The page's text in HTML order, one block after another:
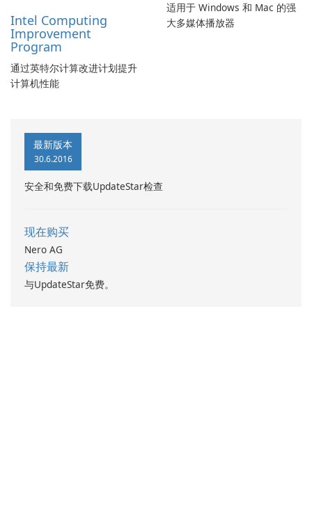
Intel Computing
Improvement
Program
通过英特尔计算改进计划提升
计算机性能
适用于 Windows 和 Mac 的强
大多媒体播放器
最新版本
30.6.2016
安全和免费下载UpdateStar检查
现在购买
Nero AG
保持最新
与UpdateStar免费。